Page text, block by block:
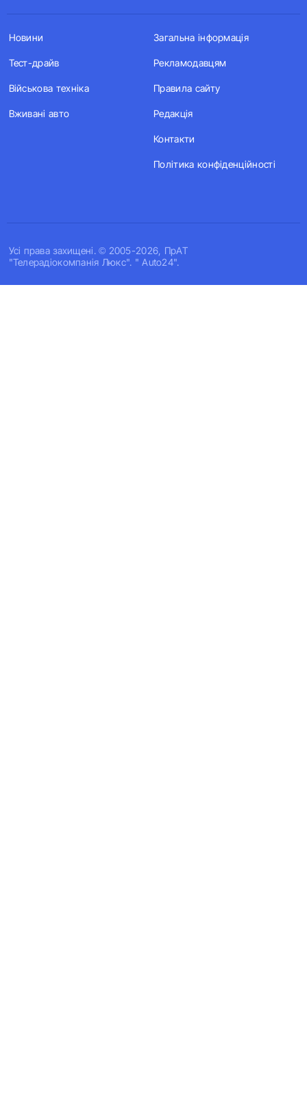
Усi права захищенi. © 2005-2026, ПрАТ
"Телерадіокомпанія Люкс". " Auto24".
Новини
Тест-драйв
Військова техніка
Вживані авто
Загальна інформація
Рекламодавцям
Правила сайту
Редакція
Контакти
Політика конфіденційності